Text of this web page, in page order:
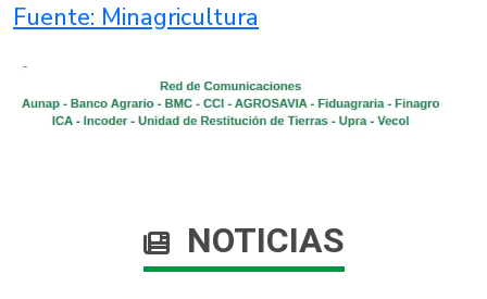
Fuente: Minagricultura
NOTICIAS